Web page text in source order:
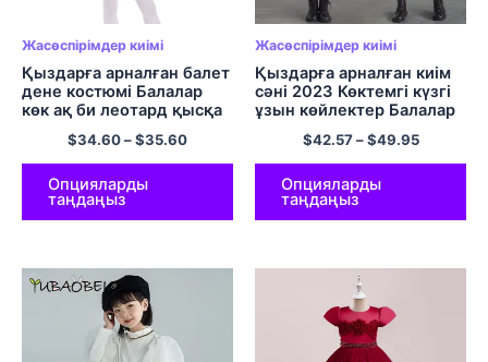
Жасөспірімдер киімі
Қыздарға арналған балет
дене костюмі Балалар
көк ақ би леотард қысқа
жеңді гимнастика киімі
спандекс латын биі
балалары
$34.60–$35.60
Опцияларды
таңдаңыз
Жасөспірімдер киімі
Қыздарға арналған киім
сәні 2023 Көктемгі күзгі
ұзын көйлектер Балалар
ұзын жеңді ханшайым
көйлегі Балаларға
арналған вестидолар
жасөспірімдер 8 10 12 14
Жылдар
$42.57–$49.95
Опцияларды
таңдаңыз